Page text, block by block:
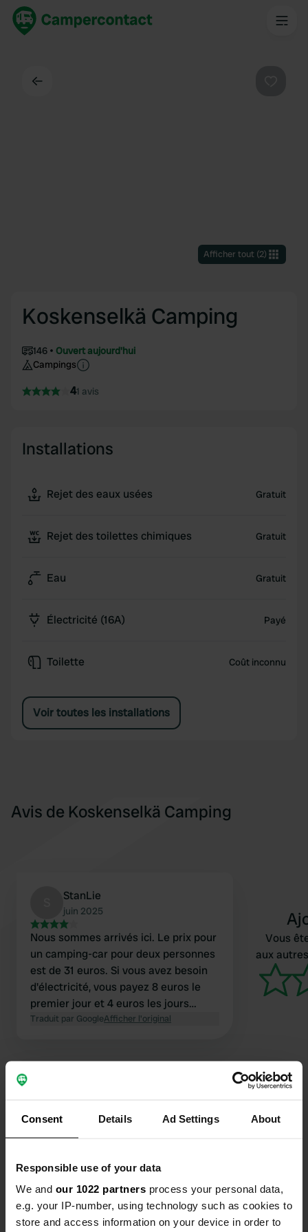
Consent Details Ad Settings About
Responsible use of your data
We and our 1022 partners process your personal data,
e.g. your IP-number, using technology such as cookies to
store and access information on your device in order to
Afficher tout(2)
Koskenselkä Camping
146
Ouvert aujourd'hui
Campings
41 avis
Installations
Rejet des eaux usées Gratuit
Rejet des toilettes chimiques Gratuit
Eau Gratuit
Électricité (16A) Payé
Toilette Coût inconnu
Voir toutes les installations
Avis de Koskenselkä Camping
StanLie
juin 2025
Nous sommes arrivés ici. Le prix pour
un camping-car pour deux personnes
est de 31 euros. Si vous avez besoin
d'électricité, vous payez 8 euros le
premier jour et 4 euros les jours
suivants ! Nous avons continué notre
Traduit par GoogleAfficher l'original
Vous
aux
Contact
Koskenseläntie 98
52200, Puumala, Finlande
Coordonnées